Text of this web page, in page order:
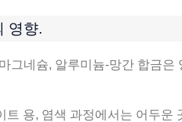
영향.
그네슘, 알루미늄-망간 합금
용, 염색 과정에서는 어두